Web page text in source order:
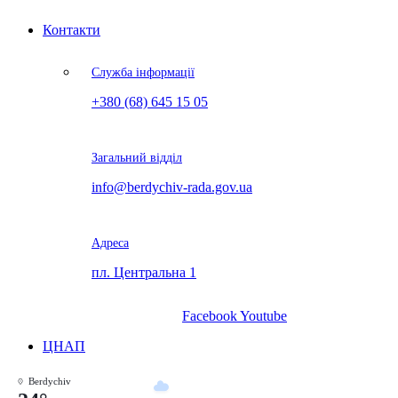
Контакти
Служба інформації
+380 (68) 645 15 05
Загальний відділ
info@berdychiv-rada.gov.ua
Адреса
пл. Центральна 1
FacebookYoutube
ЦНАП
Berdychiv